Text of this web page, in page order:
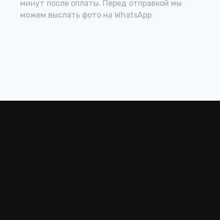
минут после оплаты. Перед отправкой мы
можем выслать фото на WhatsApp